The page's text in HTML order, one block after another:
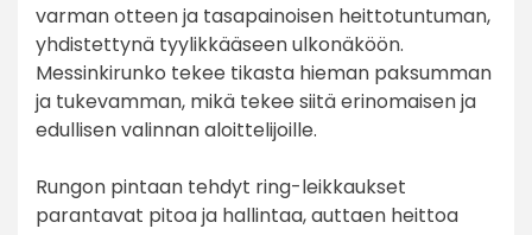
varman otteen ja tasapainoisen heittotuntuman,
yhdistettynä tyylikkääseen ulkonäköön.
Messinkirunko tekee tikasta hieman paksumman
ja tukevamman, mikä tekee siitä erinomaisen ja
edullisen valinnan aloittelijoille.
Rungon pintaan tehdyt ring-leikkaukset
parantavat pitoa ja hallintaa, auttaen heittoa